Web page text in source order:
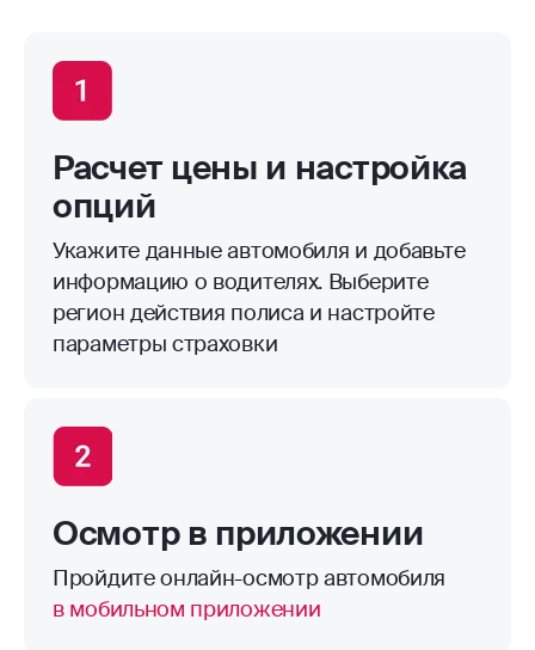
Расчет цены и настройка
опций
Укажите данные автомобиля и добавьте
информацию о водителях. Выберите
регион действия полиса и настройте
параметры страховки
Осмотр в приложении
Пройдите онлайн-осмотр автомобиля
в мобильном приложении